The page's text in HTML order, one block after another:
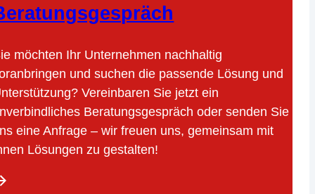
möchten Ihr Unternehmen nachhaltig
und suchen die passende Lösung und
Vereinbaren Sie jetzt ein
Beratungsgespräch oder senden Sie
eine Anfrage – wir freuen uns, gemeinsam mit
Lösungen zu gestalten!